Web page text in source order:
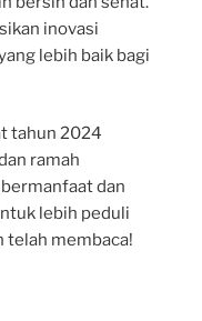
inovasi
lebih baik bagi
tahun 2024
ramah
dan
lebih peduli
telah membaca!